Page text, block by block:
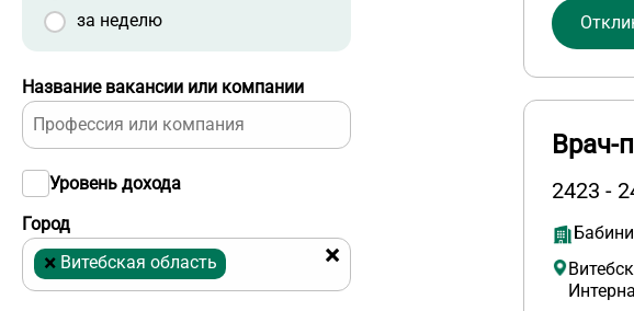
Название вакансии или компании
Город
×
× Витебская область
Уровень дохода
за неделю
Врач-
2423 -